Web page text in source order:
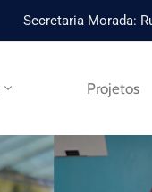
Secretaria Morada:
Projetos